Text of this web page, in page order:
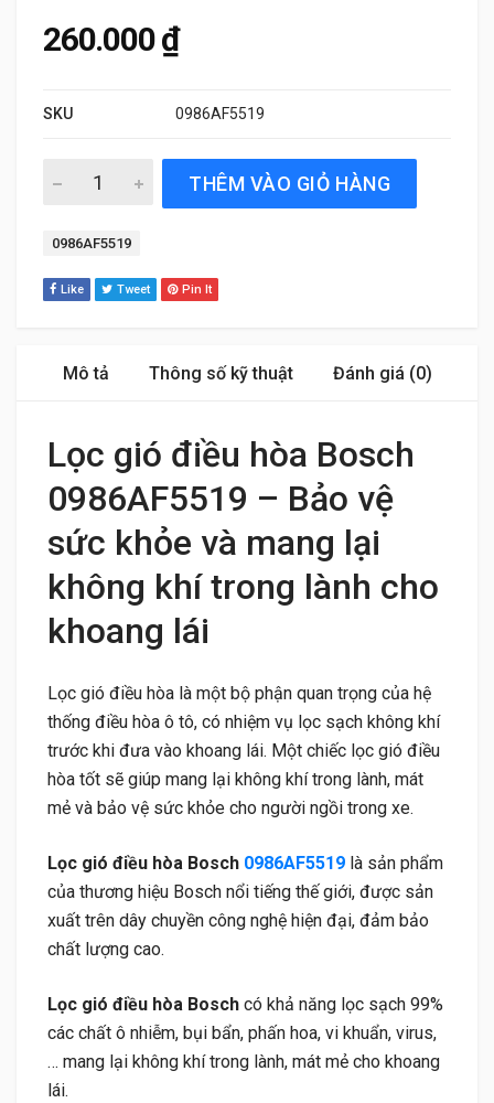
260.000₫
SKU 0986AF5519
Lọc gió điều hòa Bosch 0986AF5519 chính hãng quantity
THÊM VÀO GIỎ HÀNG
Tag:
0986AF5519
Like Tweet Pin It
Mô tả Thông số kỹ thuật Đánh giá (0)
Lọc gió điều hòa Bosch
0986AF5519 – Bảo vệ
sức khỏe và mang lại
không khí trong lành cho
khoang lái
Lọc gió điều hòa là một bộ phận quan trọng của hệ
thống điều hòa ô tô, có nhiệm vụ lọc sạch không khí
trước khi đưa vào khoang lái. Một chiếc lọc gió điều
hòa tốt sẽ giúp mang lại không khí trong lành, mát
mẻ và bảo vệ sức khỏe cho người ngồi trong xe.
Lọc gió điều hòa Bosch 0986AF5519 là sản phẩm
của thương hiệu Bosch nổi tiếng thế giới, được sản
xuất trên dây chuyền công nghệ hiện đại, đảm bảo
chất lượng cao.
Lọc gió điều hòa Bosch có khả năng lọc sạch 99%
các chất ô nhiễm, bụi bẩn, phấn hoa, vi khuẩn, virus,
… mang lại không khí trong lành, mát mẻ cho khoang
lái.